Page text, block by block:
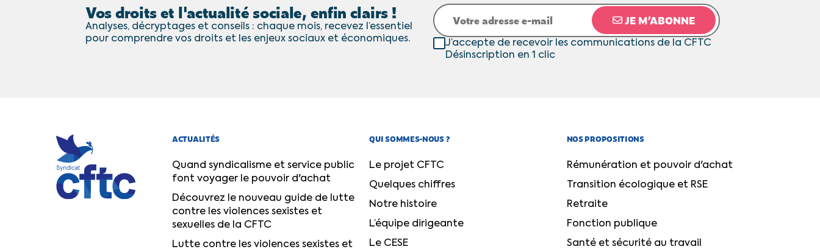
Vos droits et l'actualité sociale, enfin clairs !
Analyses, décryptages et conseils : chaque mois, recevez l’essentiel
pour comprendre vos droits et les enjeux sociaux et économiques.
JE M’ABONNE
J’accepte de recevoir les communications de la CFTC
Désinscription en 1 clic
ACTUALITÉS
Quand syndicalisme et service public
font voyager le pouvoir d'achat
Découvrez le nouveau guide de lutte
contre les violences sexistes et
sexuelles de la CFTC
Lutte contre les violences sexistes et
QUI SOMMES-NOUS ?
Le projet CFTC
Quelques chiffres
Notre histoire
L’équipe dirigeante
Le CESE
NOS PROPOSITIONS
Rémunération et pouvoir d'achat
Transition écologique et RSE
Retraite
Fonction publique
Santé et sécurité au travail